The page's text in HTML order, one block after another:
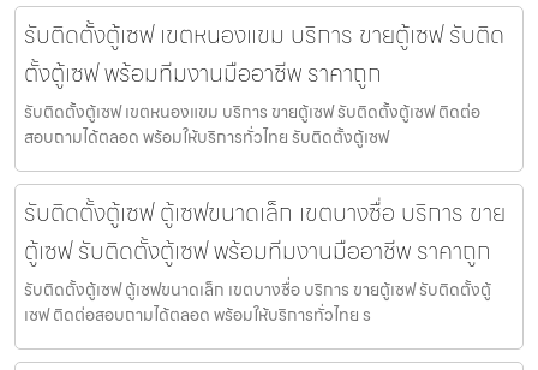
รับติดตั้งตู้เซฟ เขตหนองแขม บริการ ขายตู้เซฟ รับติด
ตั้งตู้เซฟ พร้อมทีมงานมืออาชีพ ราคาถูก
รับติดตั้งตู้เซฟ เขตหนองแขม บริการ ขายตู้เซฟ รับติดตั้งตู้เซฟ ติดต่อ
สอบถามได้ตลอด พร้อมให้บริการทั่วไทย รับติดตั้งตู้เซฟ
รับติดตั้งตู้เซฟ ตู้เซฟขนาดเล็ก เขตบางซื่อ บริการ ขาย
ตู้เซฟ รับติดตั้งตู้เซฟ พร้อมทีมงานมืออาชีพ ราคาถูก
รับติดตั้งตู้เซฟ ตู้เซฟขนาดเล็ก เขตบางซื่อ บริการ ขายตู้เซฟ รับติดตั้งตู้
เซฟ ติดต่อสอบถามได้ตลอด พร้อมให้บริการทั่วไทย ร